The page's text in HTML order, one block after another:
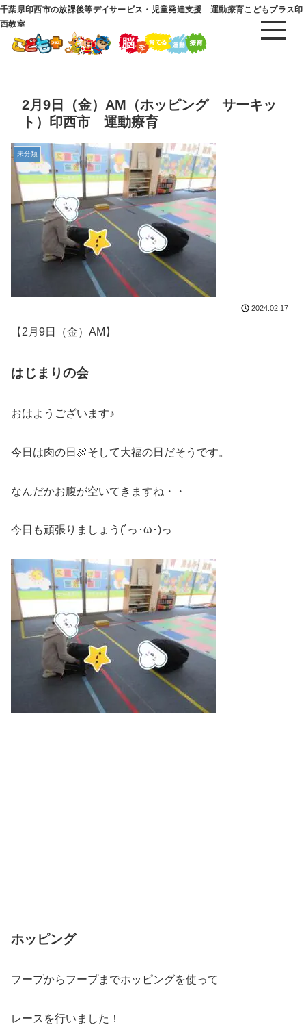
千葉県印西市の放課後等デイサービス・児童発達支援 運動療育こどもプラス印
西教室
2月9日（金）AM（ホッピング サーキッ
ト）印西市 運動療育
未分類
2024.02.17
【2月9日（金）AM】
はじまりの会
おはようございます♪
今日は肉の日🍖そして大福の日だそうです。
なんだかお腹が空いてきますね・・
今日も頑張りましょう(´っ･ω･)っ
ホッピング
フープからフープまでホッピングを使って
レースを行いました！